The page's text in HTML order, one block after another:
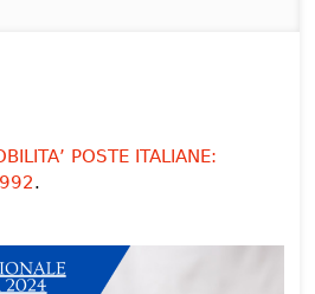
POSTE ITALIANE:
.